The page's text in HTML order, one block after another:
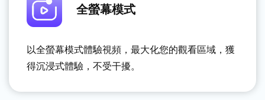
全螢幕模式
以全螢幕模式體驗視頻，最大化您的觀看區域，獲
得沉浸式體驗，不受干擾。